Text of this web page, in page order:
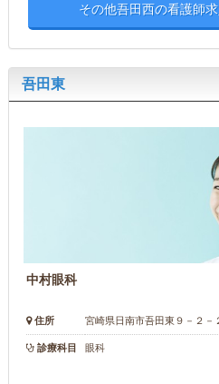
その他吾田西の看護師
吾田東
中村眼科
住所 宮崎県日南市吾田東９－２－
診療科目 眼科